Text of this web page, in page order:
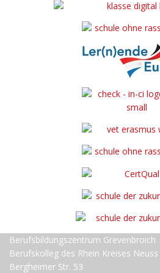
Berufsbildungszentrum Grevenbroich
Berufskolleg des Rhein Kreises Neuss
Bergheimer Str. 53